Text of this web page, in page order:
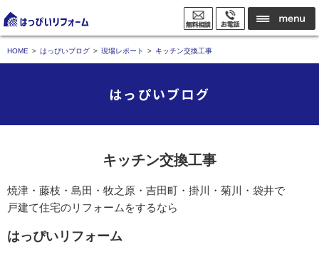
HOME はっぴいブログ 現場レポート キッチン交換工事
はっぴいブログ
キッチン交換工事
焼津・藤枝・島田・牧之原・吉田町・掛川・菊川・袋井で
戸建て住宅のリフォームをするなら
はっぴいリフォーム